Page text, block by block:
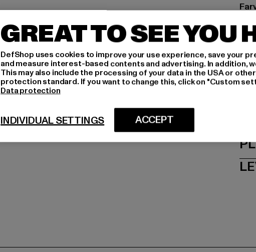
GREAT TO SEE YOU
DefShop uses cookies to improve your use experience, save your
and measure interest-based contents and advertising. In addition,
This may also include the processing of your data in the USA or
protection standard. If you want to change this, click on "Custom
Data protection
ACCEPT
INDIVIDUAL SETTINGS